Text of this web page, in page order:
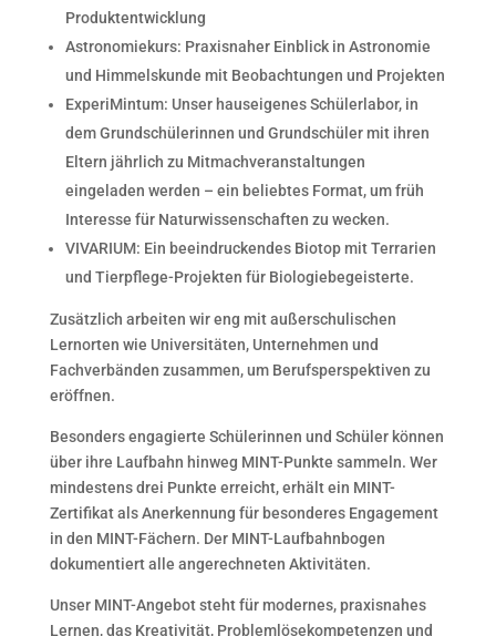
Produktentwicklung
Astronomiekurs: Praxisnaher Einblick in Astronomie
und Himmelskunde mit Beobachtungen und Projekten
ExperiMintum: Unser hauseigenes Schülerlabor, in
dem Grundschülerinnen und Grundschüler mit ihren
Eltern jährlich zu Mitmachveranstaltungen
eingeladen werden – ein beliebtes Format, um früh
Interesse für Naturwissenschaften zu wecken.
VIVARIUM: Ein beeindruckendes Biotop mit Terrarien
und Tierpflege-Projekten für Biologiebegeisterte.
Zusätzlich arbeiten wir eng mit außerschulischen
Lernorten wie Universitäten, Unternehmen und
Fachverbänden zusammen, um Berufsperspektiven zu
eröffnen.
Besonders engagierte Schülerinnen und Schüler können
über ihre Laufbahn hinweg MINT-Punkte sammeln. Wer
mindestens drei Punkte erreicht, erhält ein MINT-
Zertifikat als Anerkennung für besonderes Engagement
in den MINT-Fächern. Der MINT-Laufbahnbogen
dokumentiert alle angerechneten Aktivitäten.
Unser MINT-Angebot steht für modernes, praxisnahes
Lernen, das Kreativität, Problemlösekompetenzen und